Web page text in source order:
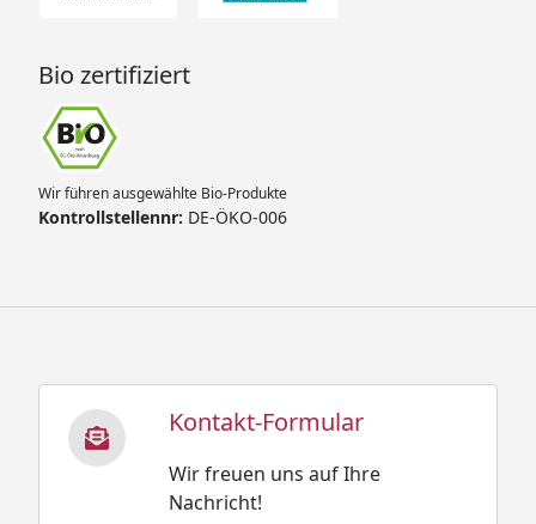
Bio zertifiziert
Wir führen ausgewählte Bio-Produkte
Kontrollstellennr: DE-ÖKO-006
Kontakt-Formular
Wir freuen uns auf Ihre
Nachricht!